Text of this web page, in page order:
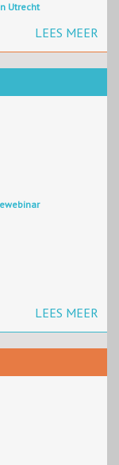
Utrecht
LEES MEER
LEES MEER